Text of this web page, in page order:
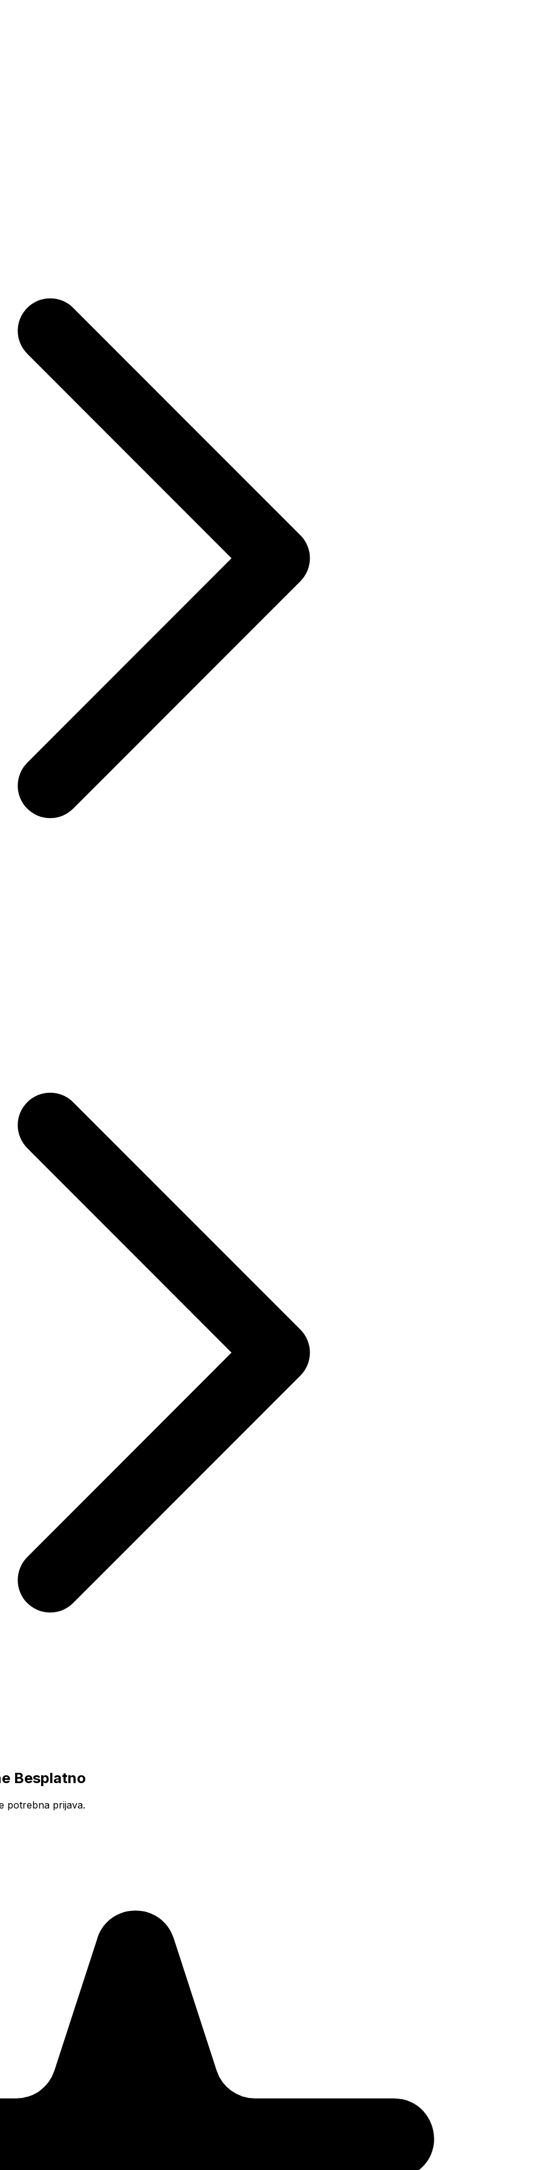
Besplatno
potrebna prijava.